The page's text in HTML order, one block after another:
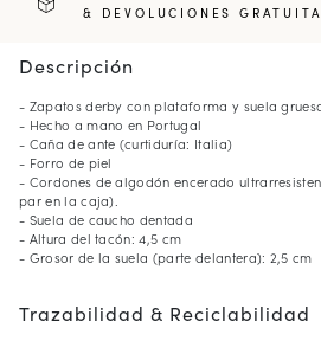
& DEVOLUCIONES
Descripción
- Zapatos derby con plataforma y suela
- Hecho a mano en Portugal
- Caña de ante (curtiduría: Italia)
- Forro de piel
- Cordones de algodón encerado
par en la caja).
- Suela de caucho dentada
- Altura del tacón: 4,5 cm
- Grosor de la suela (parte delantera): 2,5 cm
Trazabilidad & Reciclabilidad